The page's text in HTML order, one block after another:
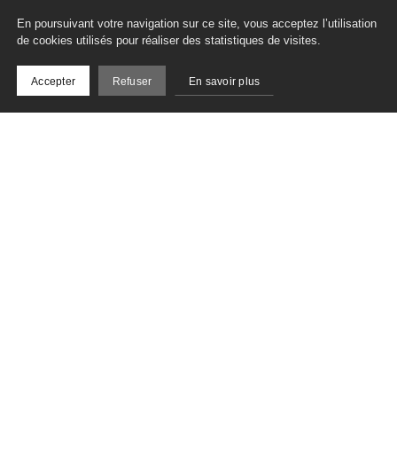
En poursuivant votre navigation sur ce site, vous acceptez l’utilisation
de cookies utilisés pour réaliser des statistiques de visites.
Accepter Refuser En savoir plus